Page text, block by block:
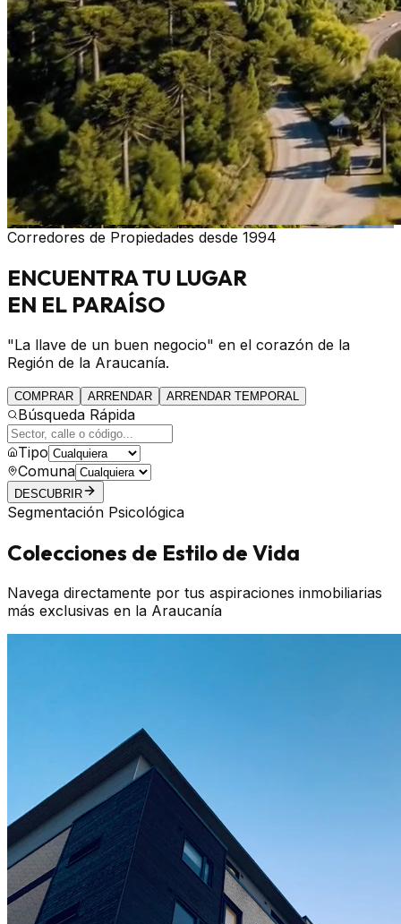
Corredores de Propiedades desde 1994
ENCUENTRATU LUGAR
EN EL PARAÍSO
"La llave de un buen negocio" en el corazón de la
Región de la Araucanía.
COMPRAR ARRENDAR ARRENDAR TEMPORAL
Búsqueda Rápida
Tipo
Comuna
DESCUBRIR
Segmentación Psicológica
Colecciones de Estilo de Vida
Navega directamente por tus aspiraciones inmobiliarias
más exclusivas en la Araucanía